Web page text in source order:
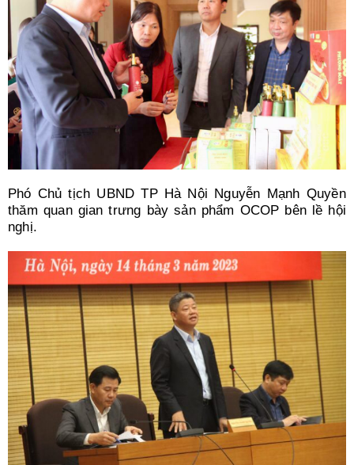
Phó Chủ tịch UBND TP Hà Nội Nguyễn Mạnh Quyền
thăm quan gian trưng bày sản phẩm OCOP bên lề hội
nghị.